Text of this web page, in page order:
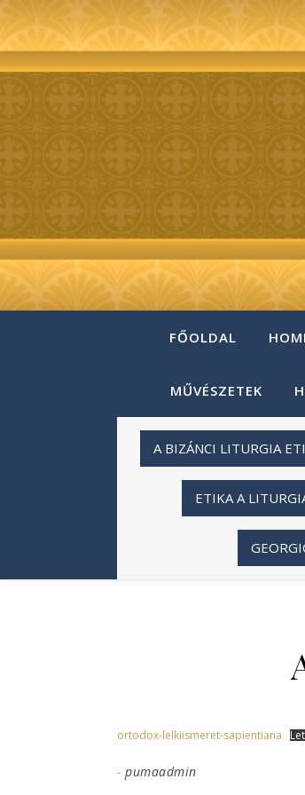
FŐOLDAL
MŰVÉSZETEK
A BIZÁNCI LITURGIA
ETIKA A
ortodox-lelkiismeret-sapientiana
- pumaadmin